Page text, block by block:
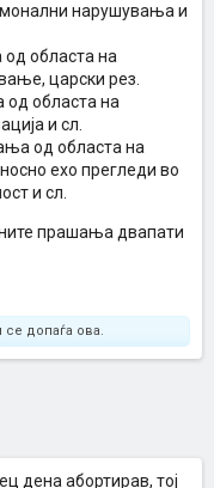
нарушувања и
областа на
царски рез.
областа на
и сл.
од областа на
ехо прегледи во
и сл.
прашања двапати
се допаѓа ова.
дена абортирав, тој